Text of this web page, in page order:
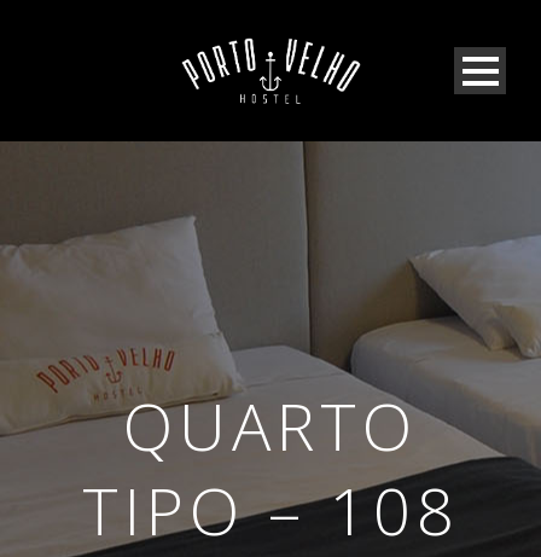
QUARTO
TIPO – 108